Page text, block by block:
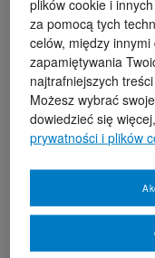
plików cookie i
za pomocą tych
celów, między
zapamiętywania
najtrafniejszych
Możesz wybrać
dowiedzieć się
prywatności i plików